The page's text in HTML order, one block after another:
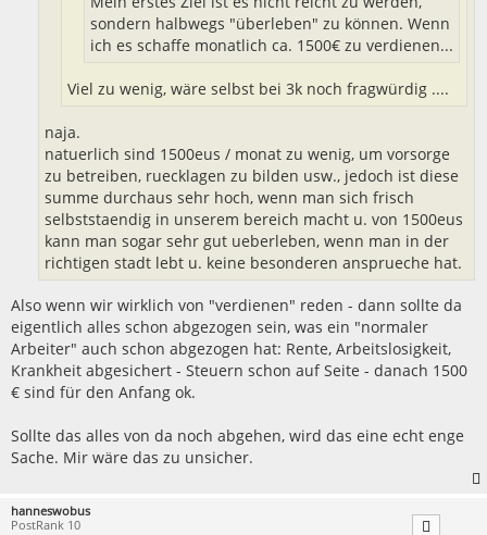
sondern halbwegs "überleben" zu können. Wenn
ich es schaffe monatlich ca. 1500€ zu verdienen...
Viel zu wenig, wäre selbst bei 3k noch fragwürdig ....
naja.
natuerlich sind 1500eus / monat zu wenig, um vorsorge
zu betreiben, ruecklagen zu bilden usw., jedoch ist diese
summe durchaus sehr hoch, wenn man sich frisch
selbststaendig in unserem bereich macht u. von 1500eus
kann man sogar sehr gut ueberleben, wenn man in der
richtigen stadt lebt u. keine besonderen ansprueche hat.
Also wenn wir wirklich von "verdienen" reden - dann sollte da
eigentlich alles schon abgezogen sein, was ein "normaler
Arbeiter" auch schon abgezogen hat: Rente, Arbeitslosigkeit,
Krankheit abgesichert - Steuern schon auf Seite - danach 1500
€ sind für den Anfang ok.
Sollte das alles von da noch abgehen, wird das eine echt enge
Sache. Mir wäre das zu unsicher.
hanneswobus
PostRank 10